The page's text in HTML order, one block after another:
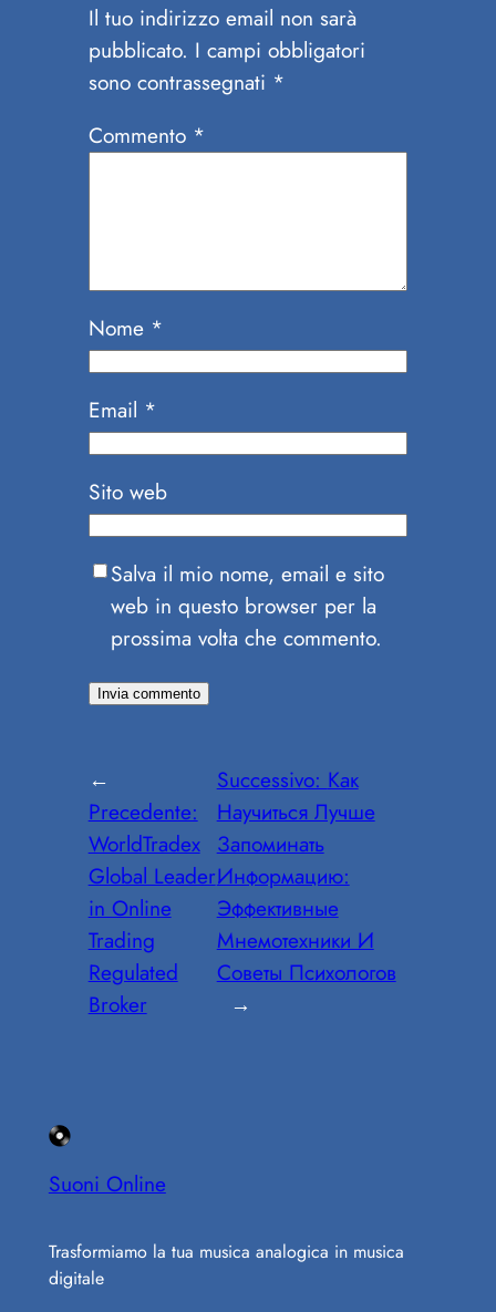
Il tuo indirizzo email non sarà
pubblicato. I campi obbligatori
sono contrassegnati *
Commento *
Nome *
Email *
Sito web
Salva il mio nome, email e sito
web in questo browser per la
prossima volta che commento.
←
Precedente:
WorldTradex
Global Leader
in Online
Trading
Regulated
Broker
Successivo: Как
Научиться Лучше
Запоминать
Информацию:
Эффективные
Мнемотехники И
Советы Психологов
→
Suoni Online
Trasformiamo la tua musica analogica in musica
digitale